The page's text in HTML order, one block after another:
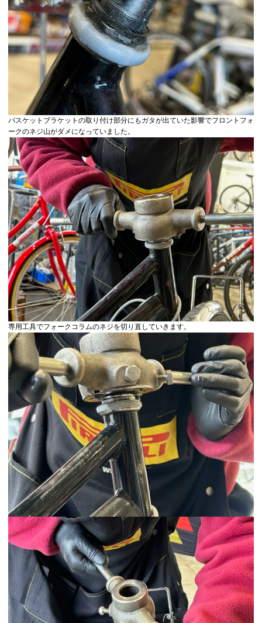
バスケットブラケットの取り付け部分にもガタが出ていた影響でフロントフォ
ークのネジ山がダメになっていました。
専用工具でフォークコラムのネジを切り直していきます。